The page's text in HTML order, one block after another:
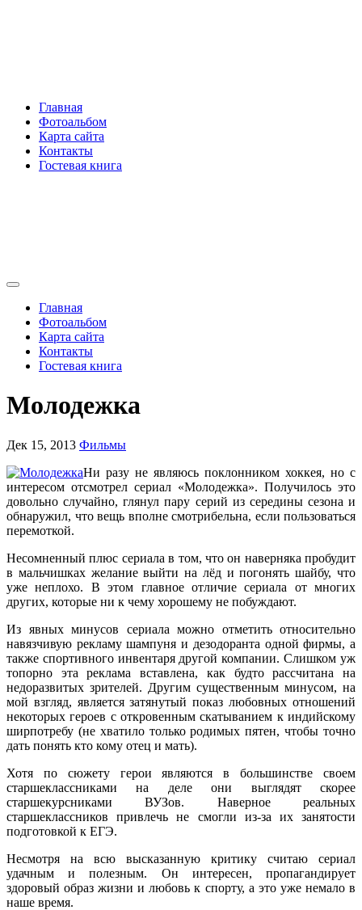
Главная
Фотоальбом
Карта сайта
Контакты
Гостевая книга
Главная
Фотоальбом
Карта сайта
Контакты
Гостевая книга
Молодежка
Дек 15, 2013 Фильмы
Ни разу не являюсь поклонником хоккея, но с
интересом отсмотрел сериал «Молодежка». Получилось это
довольно случайно, глянул пару серий из середины сезона и
обнаружил, что вещь вполне смотрибельна, если пользоваться
перемоткой.
Несомненный плюс сериала в том, что он наверняка пробудит
в мальчишках желание выйти на лёд и погонять шайбу, что
уже неплохо. В этом главное отличие сериала от многих
других, которые ни к чему хорошему не побуждают.
Из явных минусов сериала можно отметить относительно
навязчивую рекламу шампуня и дезодоранта одной фирмы, а
также спортивного инвентаря другой компании. Слишком уж
топорно эта реклама вставлена, как будто рассчитана на
недоразвитых зрителей. Другим существенным минусом, на
мой взгляд, является затянутый показ любовных отношений
некоторых героев с откровенным скатыванием к индийскому
ширпотребу (не хватило только родимых пятен, чтобы точно
дать понять кто кому отец и мать).
Хотя по сюжету герои являются в большинстве своем
старшеклассниками на деле они выглядят скорее
старшекурсниками ВУЗов. Наверное реальных
старшеклассников привлечь не смогли из-за их занятости
подготовкой к ЕГЭ.
Несмотря на всю высказанную критику считаю сериал
удачным и полезным. Он интересен, пропагандирует
здоровый образ жизни и любовь к спорту, а это уже немало в
наше время.